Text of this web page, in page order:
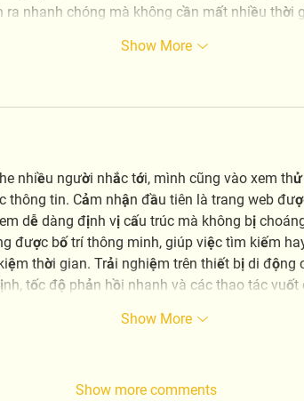
ra nhanh chóng mà không cần mất nhiều thời
Show More
nhiều người nhắc tới, mình cũng vào xem
thông tin. Cảm nhận đầu tiên là trang web
dễ dàng định vị cấu trúc mà không bị
được bố trí thông minh, giúp việc tìm kiếm
thời gian. Trải nghiệm trên thiết bị di động
tốc độ phản hồi nhanh và các thao tác
Show More
Show more comments